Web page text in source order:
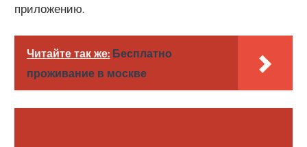
приложению.
Читайте так же: Бесплатно
проживание в москве